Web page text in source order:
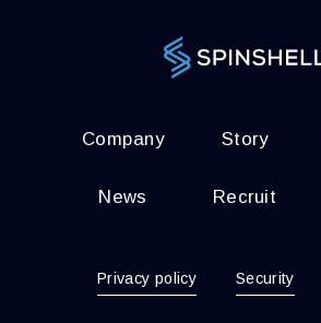
Company Story
News Recruit
Privacy policy Security